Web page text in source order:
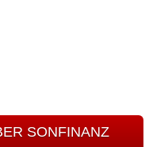
SONFINANZ